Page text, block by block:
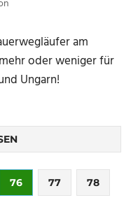
am
oder weniger für
Ungarn!
76 77 78